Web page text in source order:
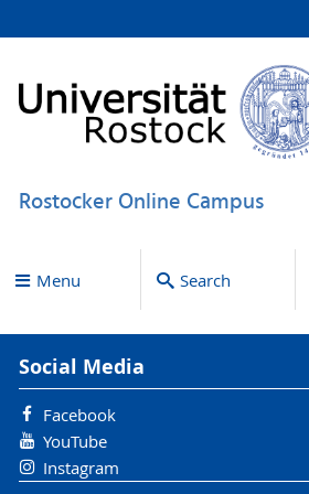
Rostocker Online Campus
Menu Search
Social Media
Facebook
YouTube
Instagram